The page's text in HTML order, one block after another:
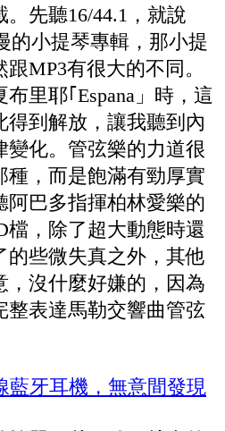
先聽16/44.1，就說
的小提琴專輯，那小提
MP3有很大的不同。
里耶｢Espana」時，這
得到解放，讓我聽到內
變化。管弦樂的力道很
種，而是飽滿有勁厚實
阿巴多指揮柏林愛樂的
檔，除了超大動態時還
的些微失真之外，其他
，沒什麼好嫌的，因為
整表達馬勒交響曲管弦